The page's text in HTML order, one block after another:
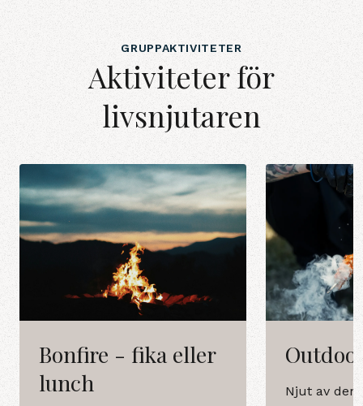
GRUPPAKTIVITETER
Aktiviteter för
livsnjutaren
Bonfire - fika eller
lunch
Njut av den